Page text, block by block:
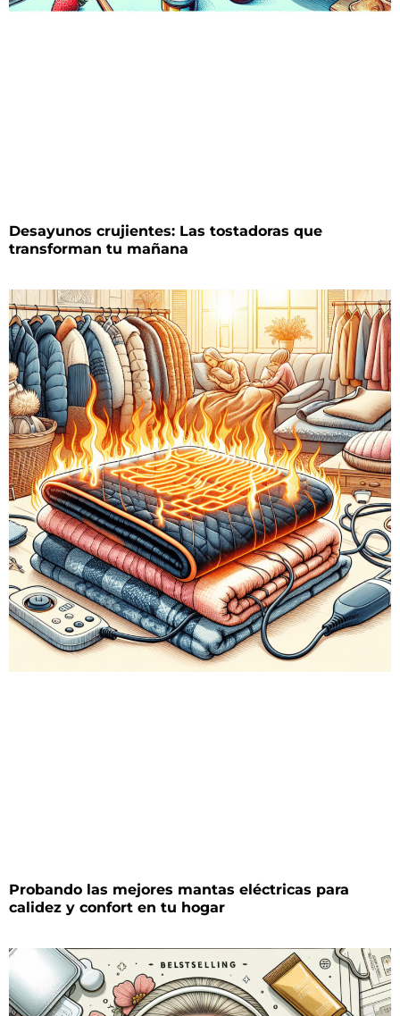
Desayunos crujientes: Las tostadoras que
transforman tu mañana
Probando las mejores mantas eléctricas para
calidez y confort en tu hogar